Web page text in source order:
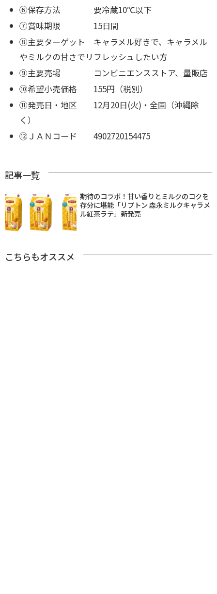
⑥保存方法 要冷蔵10℃以下
⑦賞味期限 15日間
⑧主要ターゲット キャラメル好きで、キャラメル
やミルクの甘さでリフレッシュしたい方
⑨主要売場 コンビニエンスストア、量販店
⑩希望小売価格 155円（税別）
⑪発売日・地区 12月20日(火)・全国（沖縄除
く）
⑫ＪＡＮコード 4902720154475
記事一覧
期待のコラボ！甘い香りとミルクのコクを
存分に堪能「リプトン 森永ミルクキャラメ
ル紅茶ラテ」新発売
こちらもオススメ